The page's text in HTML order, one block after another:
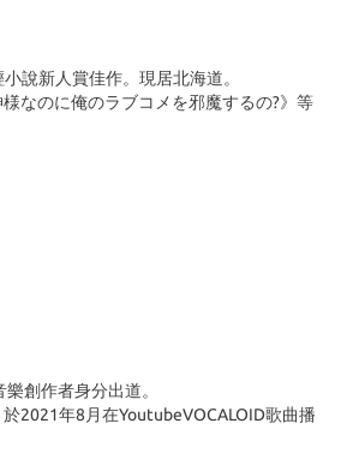
說新人賞佳作。現居北海道。
なのに俺のラブコメを邪魔するの?》等
創作者身分出道。
2021年8月在YoutubeVOCALOID歌曲播